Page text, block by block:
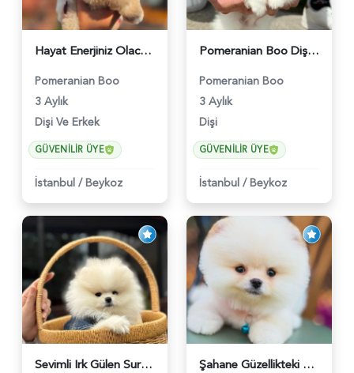
Hayat Enerjiniz Olacak Pomeranian Boo Bebekler - 6033
Pomeranian Boo
3 Aylık
Dişi Ve Erkek
GÜVENILIR ÜYE
İstanbul / Beykoz
Pomeranian Boo Dişi 3 Aylık Safkan Güzelliğimiz - 6026
Pomeranian Boo
3 Aylık
Dişi
GÜVENILIR ÜYE
İstanbul / Beykoz
Sevimli Irk Gülen Surat Pomeranian Boo - 6038 Şahane Güzellikteki Pomeranian Boo Bebekler - 6028